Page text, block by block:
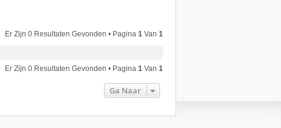
Er Zijn 0 Resultaten Gevonden • Pagina 1 Van 1
Er Zijn 0 Resultaten Gevonden • Pagina 1 Van 1
Ga Naar